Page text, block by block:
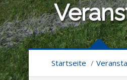
Startseite /